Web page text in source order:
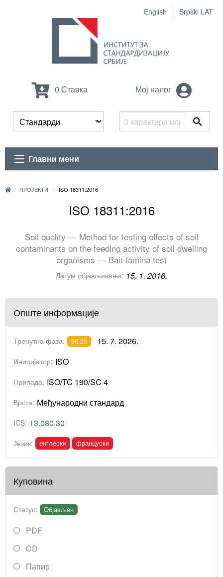
English Srpski LAT
0 Ставка Мој налог
Главни мени
ПРОЈЕКТИ ISO 18311:2016
ISO 18311:2016
Soil quality — Method for testing effects of soil
contaminants on the feeding activity of soil dwelling
organisms — Bait-lamina test
Датум објављивања: 15. 1. 2016.
Опште информације
Тренутна фаза: 90.20 15. 7. 2026.
Иницијатор: ISO
Припада: ISO/TC 190/SC 4
Врста: Међународни стандард
ICS: 13.080.30
Језик: енглески француски
Куповина
Статус: Објављен
PDF
CD
Папир